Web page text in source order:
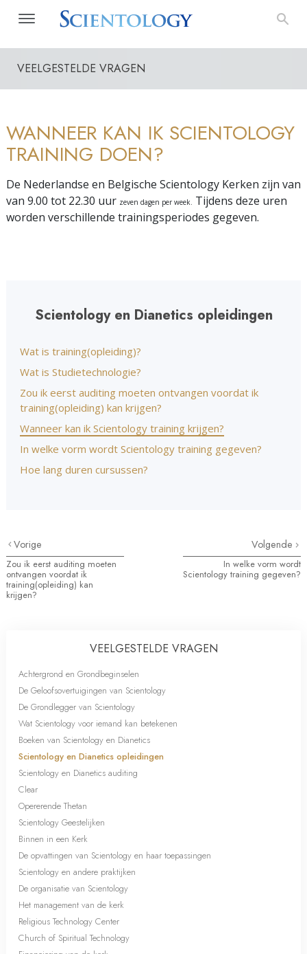
VEELGESTELDE VRAGEN
WANNEER KAN IK SCIENTOLOGY
TRAINING DOEN?
De Nederlandse en Belgische Scientology Kerken zijn van
van 9.00 tot 22.30 uur zeven dagen per week. Tijdens deze uren
worden verschillende trainingsperiodes gegeven.
Scientology en Dianetics opleidingen
Wat is training(opleiding)?
Wat is Studietechnologie?
Zou ik eerst auditing moeten ontvangen voordat ik
training(opleiding) kan krijgen?
Wanneer kan ik Scientology training krijgen?
In welke vorm wordt Scientology training gegeven?
Hoe lang duren cursussen?
Vorige
Zou ik eerst auditing moeten
ontvangen voordat ik
training(opleiding) kan
krijgen?
Volgende
In welke vorm wordt
Scientology training gegeven?
VEELGESTELDE VRAGEN
Achtergrond en Grondbeginselen
De Geloofsovertuigingen van Scientology
De Grondlegger van Scientology
Wat Scientology voor iemand kan betekenen
Boeken van Scientology en Dianetics
Scientology en Dianetics opleidingen
Scientology en Dianetics auditing
Clear
Opererende Thetan
Scientology Geestelijken
Binnen in een Kerk
De opvattingen van Scientology en haar toepassingen
Scientology en andere praktijken
De organisatie van Scientology
Het management van de kerk
Religious Technology Center
Church of Spiritual Technology